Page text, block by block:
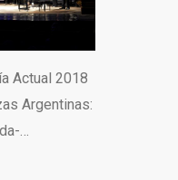
Actual 2018
Argentinas:
…